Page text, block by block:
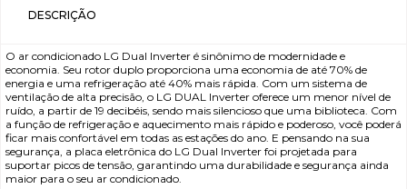
DESCRIÇÃO
O ar condicionado LG Dual Inverter é sinônimo de modernidade e
economia. Seu rotor duplo proporciona uma economia de até 70% de
energia e uma refrigeração até 40% mais rápida. Com um sistema de
ventilação de alta precisão, o LG DUAL Inverter oferece um menor nível de
ruído, a partir de 19 decibéis, sendo mais silencioso que uma biblioteca. Com
a função de refrigeração e aquecimento mais rápido e poderoso, você poderá
ficar mais confortável em todas as estações do ano. E pensando na sua
segurança, a placa eletrônica do LG Dual Inverter foi projetada para
suportar picos de tensão, garantindo uma durabilidade e segurança ainda
maior para o seu ar condicionado.